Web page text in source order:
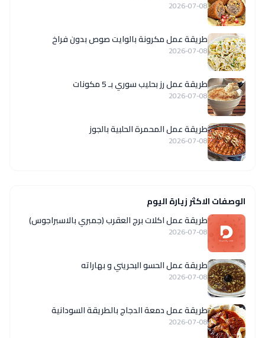
2026-07-08
طريقة عمل مكرونة بالوايت صوص بدون فراخ
2026-07-08
طريقة عمل رز بحليب سوري بـ 5 مكونات
2026-07-08
طريقة عمل المحمرة الحلبية بالجوز
2026-07-08
الوصفات الاكثر زيارة اليوم
طريقة عمل اكلات برج العقرب (جمبري بالاسبراجوس)
2026-07-08
طريقة عمل الحسو البحريني و بهاراته
2026-07-08
طريقة عمل دمعة الدجاج بالطريقة السودانية
2026-07-08